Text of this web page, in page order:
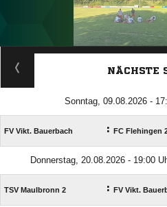
NÄCHSTE
Sonntag, 09.08.2026 -
FV Vikt. Bauerbach : FC Flehingen
Donnerstag, 20.08.2026 - 19:00
TSV Maulbronn 2 : FV Vikt.